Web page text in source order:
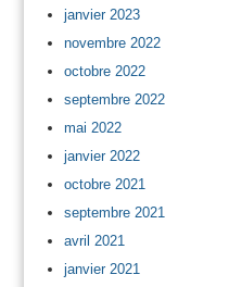
janvier 2023
novembre 2022
octobre 2022
septembre 2022
mai 2022
janvier 2022
octobre 2021
septembre 2021
avril 2021
janvier 2021